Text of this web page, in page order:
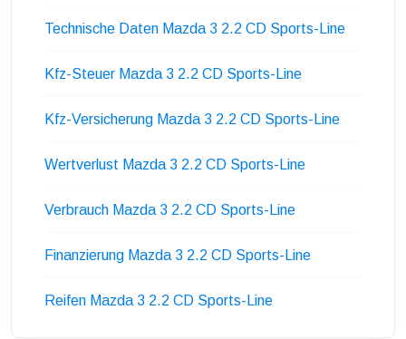
Technische Daten Mazda 3 2.2 CD Sports-Line
Kfz-Steuer Mazda 3 2.2 CD Sports-Line
Kfz-Versicherung Mazda 3 2.2 CD Sports-Line
Wertverlust Mazda 3 2.2 CD Sports-Line
Verbrauch Mazda 3 2.2 CD Sports-Line
Finanzierung Mazda 3 2.2 CD Sports-Line
Reifen Mazda 3 2.2 CD Sports-Line